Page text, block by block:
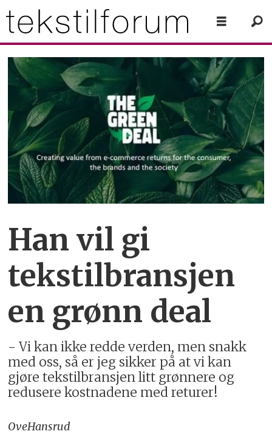
Han vil gi
tekstilbransjen
en grønn deal
- Vi kan ikke redde verden, men snakk
med oss, så er jeg sikker på at vi kan
gjøre tekstilbransjen litt grønnere og
redusere kostnadene med returer!
OveHansrud